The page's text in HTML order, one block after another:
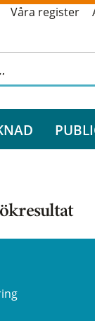
Våra register